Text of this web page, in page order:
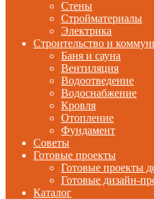
Стены
Стройматериалы
Электрика
Строительство и
Баня и сауна
Вентиляция
Водоотведение
Водоснабжение
Кровля
Отопление
Фундамент
Советы
Готовые проекты
Готовые проекты
Готовые дизайн-
Каталог